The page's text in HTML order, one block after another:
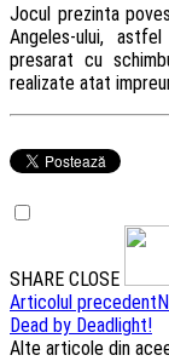
Jocul prezinta
Angeles-ului,
presarat cu
realizate atat
SHARE CLOSE
Navigare
articole
Articolul precedent
Dead by Deadlight!
Alte articole din